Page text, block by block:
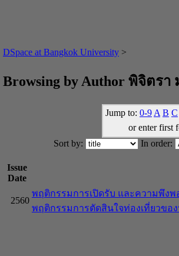
DSpace at Bangkok University >
Browsing by Author พิจิตร
Jump to: 0-9 A B C
or enter first
Sort by:
In order:
Issue
Date
2560
พฤติกรรมการเปิดรับ และความพึง
พฤติกรรมการตัดสินใจท่องเที่ยวขอ